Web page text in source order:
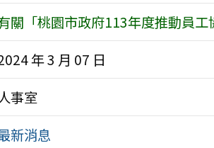
關「桃園市政府113年度推動員
年 3 月 07 日
事室
新消息